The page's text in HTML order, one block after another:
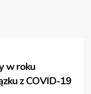
w roku
z COVID-19